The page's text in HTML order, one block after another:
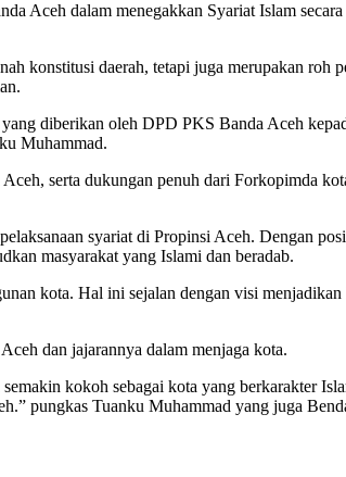
Aceh dalam menegakkan Syariat Islam secara
konstitusi daerah, tetapi juga merupakan roh
diberikan oleh DPD PKS Banda Aceh
Muhammad.
serta dukungan penuh dari Forkopimda
syariat di Propinsi Aceh. Dengan
masyarakat yang Islami dan beradab.
kota. Hal ini sejalan dengan visi
dan jajarannya dalam menjaga kota.
kokoh sebagai kota yang berkarakter
pungkas Tuanku Muhammad yang juga